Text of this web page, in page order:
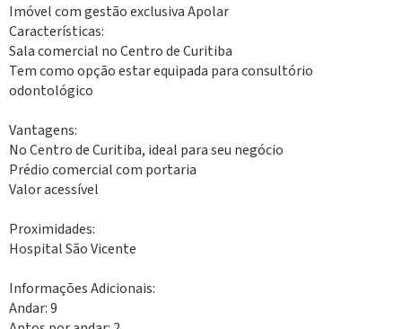
Imóvel com gestão exclusiva Apolar
Características:
Sala comercial no Centro de Curitiba
Tem como opção estar equipada para consultório
odontológico
Vantagens:
No Centro de Curitiba, ideal para seu negócio
Prédio comercial com portaria
Valor acessível
Proximidades:
Hospital São Vicente
Informações Adicionais:
Andar: 9